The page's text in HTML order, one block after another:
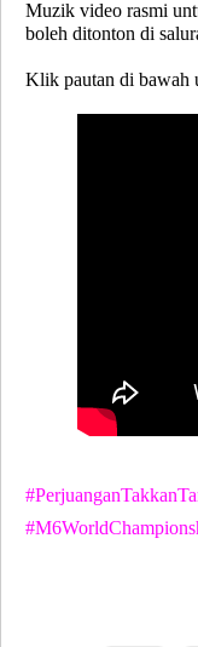
Muzik video rasmi
boleh ditonton di
Klik pautan di bawah